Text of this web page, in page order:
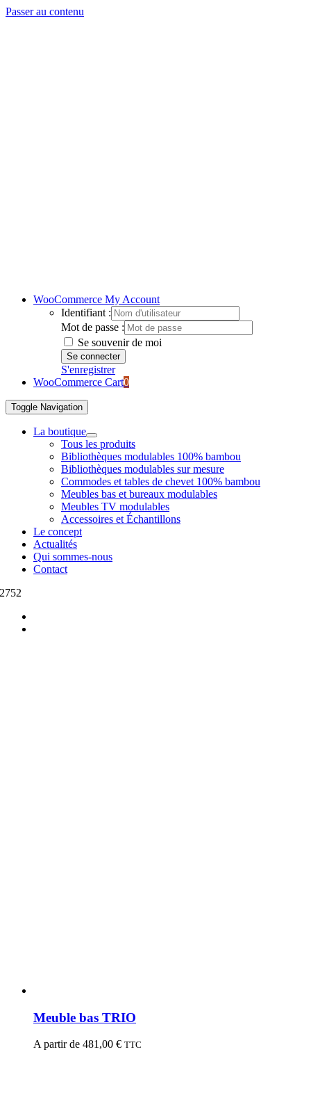
Passer au contenu
WooCommerce My Account
Identifiant :
Mot de passe :
Se souvenir de moi
S'enregistrer
WooCommerce Cart0
Toggle Navigation
La boutique
Tous les produits
Bibliothèques modulables 100% bambou
Bibliothèques modulables sur mesure
Commodes et tables de chevet 100% bambou
Meubles bas et bureaux modulables
Meubles TV modulables
Accessoires et Échantillons
Le concept
Actualités
Qui sommes-nous
Contact
2752
Meuble bas TRIO
A partir de 481,00 € TTC